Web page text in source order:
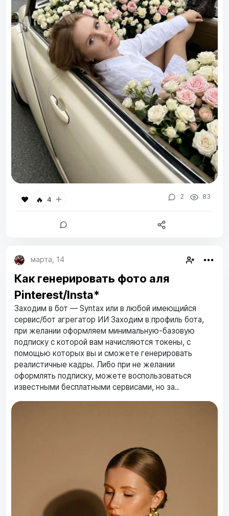
❤️ 🔥 4 2 83
марта, 14
Как генерировать фото аля
Pinterest/Insta*
Заходим в бот — Syntax или в любой имеющийся
сервис/бот агрегатор ИИ Заходим в профиль бота,
при желании оформляем минимальную-базовую
подписку с которой вам начисляются токены, с
помощью которых вы и сможете генерировать
реалистичные кадры. Либо при не желании
оформлять подписку, можете воспользоваться
известными бесплатными сервисами, но за..